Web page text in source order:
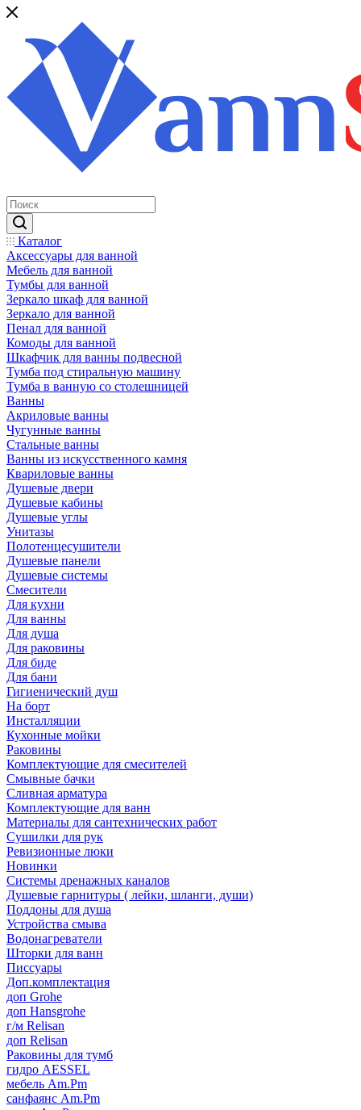
Каталог
Аксессуары для ванной
Мебель для ванной
Тумбы для ванной
Зеркало шкаф для ванной
Зеркало для ванной
Пенал для ванной
Комоды для ванной
Шкафчик для ванны подвесной
Тумба под стиральную машину
Тумба в ванную со столешницей
Ванны
Акриловые ванны
Чугунные ванны
Стальные ванны
Ванны из искусственного камня
Квариловые ванны
Душевые двери
Душевые кабины
Душевые углы
Унитазы
Полотенцесушители
Душевые панели
Душевые системы
Смесители
Для кухни
Для ванны
Для душа
Для раковины
Для биде
Для бани
Гигиенический душ
На борт
Инсталляции
Кухонные мойки
Раковины
Комплектующие для смесителей
Смывные бачки
Сливная арматура
Комплектующие для ванн
Материалы для сантехнических работ
Сушилки для рук
Ревизионные люки
Новинки
Системы дренажных каналов
Душевые гарнитуры ( лейки, шланги, души)
Поддоны для душа
Устройства смыва
Водонагреватели
Шторки для ванн
Писсуары
Доп.комплектация
доп Grohe
доп Hansgrohe
г/м Relisan
доп Relisan
Раковины для тумб
гидро AESSEL
мебель Am.Pm
санфаянс Am.Pm